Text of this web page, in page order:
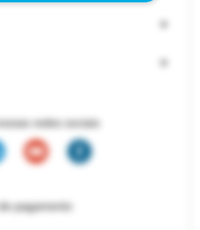
redes sociais
pagamento